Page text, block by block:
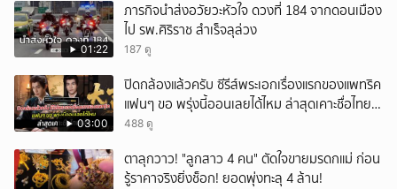
01:22
ภารกิจนำส่งอวัยวะหัวใจ ดวงที่ 184 จากดอนเมือง
ไป รพ.ศิริราช สำเร็จลุล่วง
187 ดู
03:00
ปิดกล้องแล้วครับ ซีรีส์พระเอกเรื่องแรกของแพทริค
แฟนๆ ขอ พรุ่งนี้ออนเลยได้ไหม ล่าสุดเคาะชื่อไทย
แล้ว
488 ดู
ตาลุกวาว! "ลูกสาว 4 คน" ตัดใจขายมรดกแม่ ก่อน
รู้ราคาจริงยิ่งช็อก! ยอดพุ่งทะลุ 4 ล้าน!